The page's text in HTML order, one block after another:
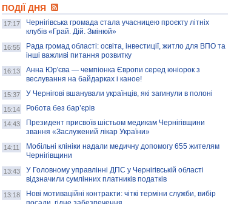
колекцію про війну, емоції та тварин
AB InBev Efes Україна підтримала
навчальний проєкт "Молодіжна бізнес-
школа", спрямований на розвиток
підприємництва у Чернігівській області
Золота тварина: видання Forbes
написало про чернігівця Патрона: хто і
скільки на ньому заробляє? І куди
витрачають?
ПОДІЇ ДНЯ
17:17
Чернігівська громада стала учасницею проєкту літніх
клубів «Грай. Дій. Змінюй»
16:55
Рада громад області: освіта, інвестиції, житло для ВПО та
інші важливі питання розвитку
16:13
Анна Юр'єва — чемпіонка Європи серед юніорок з
веслування на байдарках і каное!
15:37 У Чернігові вшанували українців, які загинули в полоні
15:14 Робота без бар’єрів
14:43
Президент присвоїв шістьом медикам Чернігівщини
звання «Заслужений лікар України»
14:11
Мобільні клініки надали медичну допомогу 655 жителям
Чернігівщини
13:43
У Головному управлінні ДПС у Чернігівській області
відзначили сумлінних платників податків
13:18
Нові мотиваційні контракти: чіткі терміни служби, вибір